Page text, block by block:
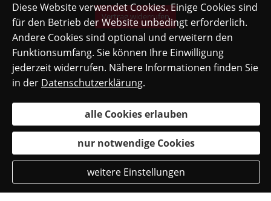
Vertrag widerrufen
Diese Website verwendet Cookies. Einige Cookies sind
für den Betrieb der Website unbedingt erforderlich.
Andere Cookies sind optional und erweitern den
Funktionsumfang. Sie können Ihre Einwilligung
jederzeit widerrufen. Nähere Informationen finden Sie
in der Datenschutzerklärung.
alle Cookies erlauben
nur notwendige Cookies
weitere Einstellungen